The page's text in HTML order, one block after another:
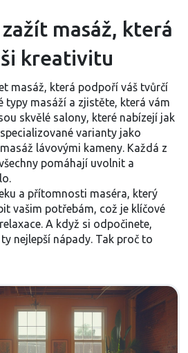
zažít masáž, která
kreativitu
masáž, která podpoří váš tvůrčí
typy masáží a zjistěte, která vám
skvělé salony, které nabízejí jak
varianty jako
lávovými kameny. Každá z
pomáhají uvolnit a
a přítomnosti maséra, který
vašim potřebám, což je klíčové
A když si odpočinete,
nejlepší nápady. Tak proč to